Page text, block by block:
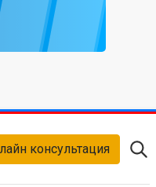
консультация